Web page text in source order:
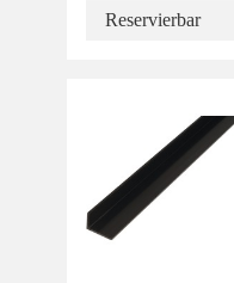
Reservierbar